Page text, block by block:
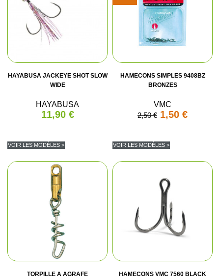
HAYABUSA JACKEYE SHOT SLOW
WIDE
HAYABUSA
11,90 €
VOIR LES MODÈLES >
HAMECONS SIMPLES 9408BZ
BRONZES
VMC
2,50 € 1,50 €
VOIR LES MODÈLES >
TORPILLE A AGRAFE
HAMECONS VMC 7560 BLACK